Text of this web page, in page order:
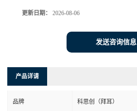
更新日期： 2026-08-06
发送咨询信息
产品详请
品牌 科思创（拜耳）